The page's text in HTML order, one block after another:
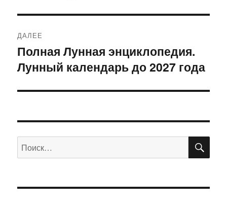
ДАЛЕЕ
Следующая
запись:
Полная Лунная энциклопедия.
Лунный календарь до 2027 года
Искать: